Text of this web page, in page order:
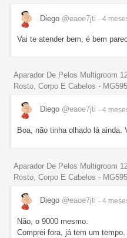
Diego @eaoe7jti - 4
Vai te atender bem, é bem
Aparador De Pelos Multigroom
Rosto, Corpo E Cabelos -
Diego @eaoe7jti - 4
Boa, não tinha olhado lá ainda.
Aparador De Pelos Multigroom
Rosto, Corpo E Cabelos -
Diego @eaoe7jti - 4
Não, o 9000 mesmo.
Comprei fora, já tem um